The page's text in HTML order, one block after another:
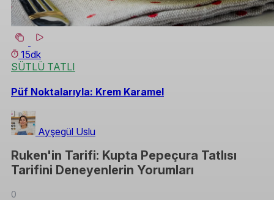
15dk
SÜTLÜ TATLI
Püf Noktalarıyla: Krem Karamel
Ayşegül Uslu
Ruken'in Tarifi: Kupta Pepeçura Tatlısı
Tarifini Deneyenlerin Yorumları
0